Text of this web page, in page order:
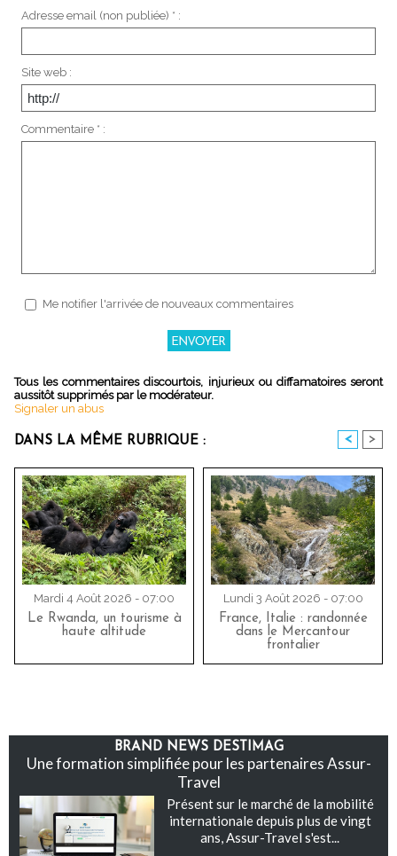
Adresse email (non publiée) * :
Site web :
Commentaire * :
Me notifier l'arrivée de nouveaux commentaires
Tous les commentaires discourtois, injurieux ou diffamatoires seront
aussitôt supprimés par le modérateur.
Signaler un abus
DANS LA MÊME RUBRIQUE : < >
Mardi 4 Août 2026 - 07:00
Le Rwanda, un tourisme à
haute altitude
Lundi 3 Août 2026 - 07:00
France, Italie : randonnée
dans le Mercantour
frontalier
BRAND NEWS DESTIMAG
Une formation simplifiée pour les partenaires Assur-
Travel
Présent sur le marché de la mobilité
internationale depuis plus de vingt
ans, Assur-Travel s'est...